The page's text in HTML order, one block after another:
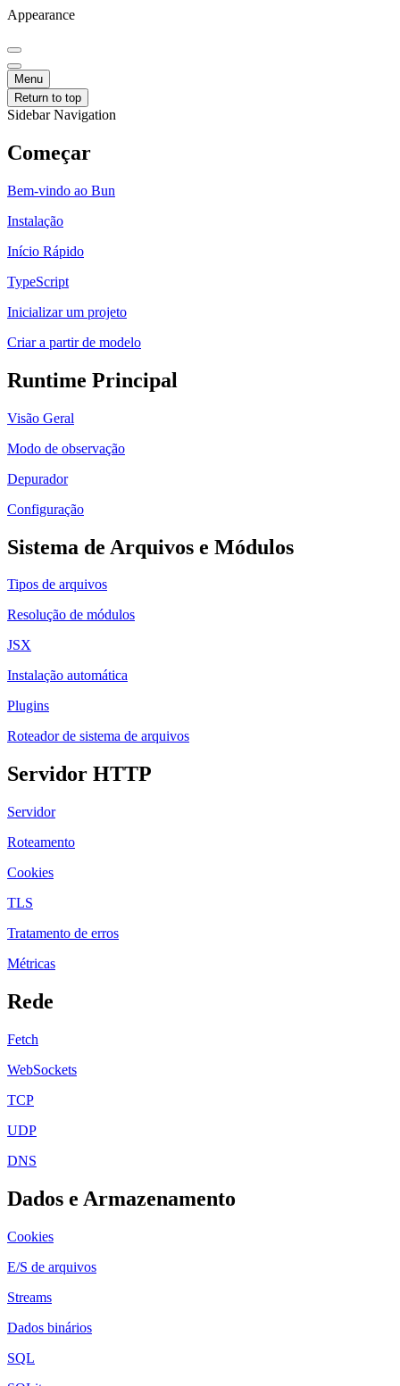
Appearance
Menu
Return to top
Sidebar Navigation
Começar
Bem-vindo ao Bun
Instalação
Início Rápido
TypeScript
Inicializar um projeto
Criar a partir de modelo
Runtime Principal
Visão Geral
Modo de observação
Depurador
Configuração
Sistema de Arquivos e Módulos
Tipos de arquivos
Resolução de módulos
JSX
Instalação automática
Plugins
Roteador de sistema de arquivos
Servidor HTTP
Servidor
Roteamento
Cookies
TLS
Tratamento de erros
Métricas
Rede
Fetch
WebSockets
TCP
UDP
DNS
Dados e Armazenamento
Cookies
E/S de arquivos
Streams
Dados binários
SQL